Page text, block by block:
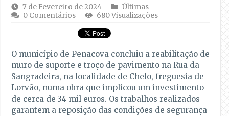
7 de Fevereiro de 2024
Últimas
0 Comentários
680 Visualizações
O município de Penacova concluiu a reabilitação de
muro de suporte e troço de pavimento na Rua da
Sangradeira, na localidade de Chelo, freguesia de
Lorvão, numa obra que implicou um investimento
de cerca de 34 mil euros. Os trabalhos realizados
garantem a reposição das condições de segurança